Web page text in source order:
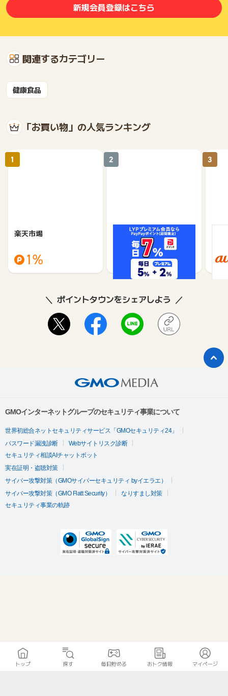
新規会員登録はこちら
関連するカテゴリー
健康食品
「お買い物」の人気ランキング
楽天市場
1%
1
Yahoo!ショッピング
1%
2 3
ポイントタウンをシェアしよう
GMOインターネットグループのセキュリティ事業について
世界初総合ネットセキュリティサービス「GMOセキュリティ24」
パスワード漏洩診断
Webサイトリスク診断
セキュリティ相談AIチャットボット
実在証明・盗聴対策
サイバー攻撃対策（GMOサイバーセキュリティ byイエラエ）
サイバー攻撃対策（GMO Flatt Security）
なりすまし対策
セキュリティ事業の軌跡
トップ 探す 毎日貯める おトク情報 マイページ